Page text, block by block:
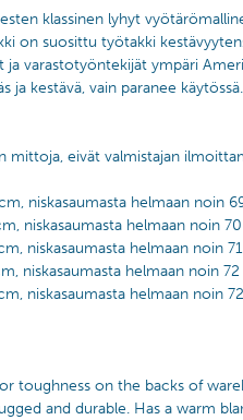
klassinen lyhyt
on suosittu työtakki
varastotyöntekijät ympäri
ja kestävä, vain paranee
eivät valmistajan
niskasaumasta helmaan noin
niskasaumasta helmaan noin
niskasaumasta helmaan noin
niskasaumasta helmaan noin
niskasaumasta helmaan noin
toughness on the backs of
and durable. Has a warm